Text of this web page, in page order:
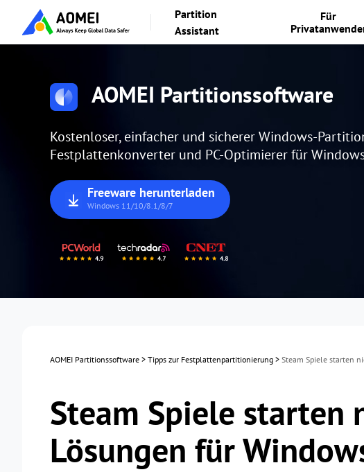
Partition
Assistant
Für
AOMEI Partitionssoftware
Kostenloser, einfacher und sicherer Windows-
Festplattenkonverter und PC-Optimierer für
Freeware herunterladen
Windows 11/10/8.1/8/7
AOMEI Partitionssoftware > Tipps zur Festplattenpartitionierung > Steam Spiele starten
Steam Spiele starten
Lösungen für